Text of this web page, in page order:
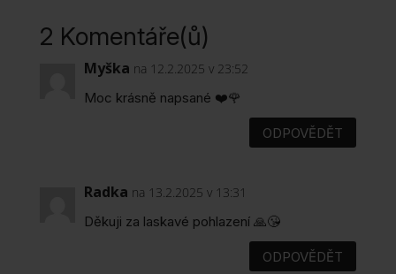
2 Komentáře(ů)
Myška na 12.2.2025 v 23:52
Moc krásně napsané ❤️🌹
ODPOVĚDĚT
Radka na 13.2.2025 v 13:31
Děkuji za laskavé pohlazení 🙏😘
ODPOVĚDĚT